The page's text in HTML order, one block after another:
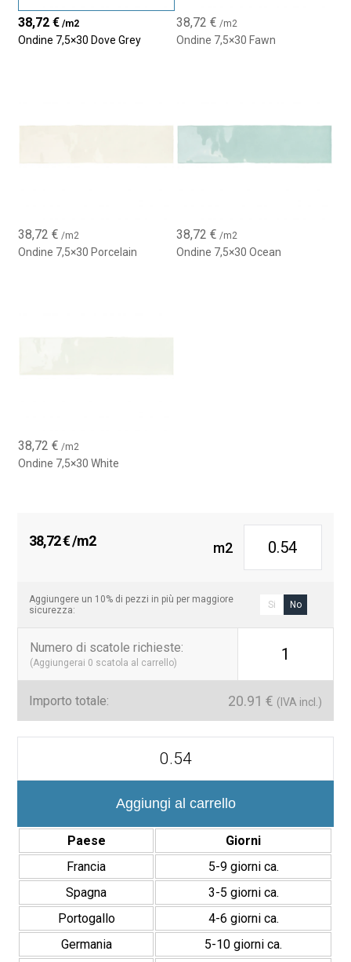
Bagni e cucine in stile vintage o classico
Pareti decorative e zone d’accento
38,72€ /m2
Ondine 7,5×30 Dove Grey
38,72 € /m2
Ondine 7,5×30 Fawn
38,72€ /m2
Ondine 7,5×30 Porcelain
38,72 € /m2
Ondine 7,5×30 Ocean
38,72€ /m2
Ondine 7,5×30 White
38,72€/m2 m2
Aggiungere un 10% di pezzi in più per maggiore
sicurezza:
Si No
Numero di scatole richieste:
(Aggiungerai 0 scatola al carrello) 1
Importo totale: 20.91 € (IVA incl.)
quantità
Aggiungi al carrello
Paese
Giorni
Francia
5-9 giorni ca.
Spagna
3-5 giorni ca.
Portogallo
4-6 giorni ca.
Germania
5-10 giorni ca.